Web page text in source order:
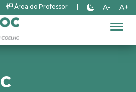
Área do Professor A- A+